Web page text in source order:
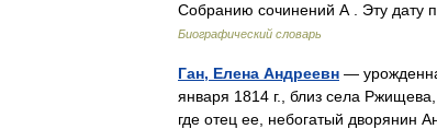
Собранию сочинений А . Эту дату
Биографический словарь
Ган, Елена Андреевн —
января 1814 г., близ села
где отец ее, небогатый